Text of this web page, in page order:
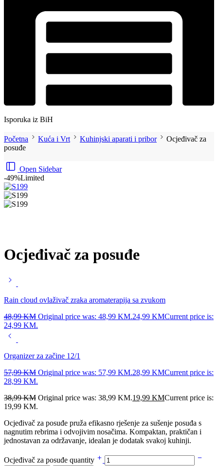
Isporuka iz BiH
Početna Kuća i Vrt Kuhinjski aparati i pribor
Ocjeđivač za
posuđe
Open Sidebar
-49%Limited
Ocjeđivač za posuđe
Rain cloud ovlaživač zraka aromaterapija sa zvukom
48,99KM Original price was: 48,99 KM.24,99 KMCurrent price is:
24,99 KM.
Organizer za začine 12/1
57,99KM Original price was: 57,99 KM.28,99 KMCurrent price is:
28,99 KM.
38,99KM Original price was: 38,99 KM.19,99 KMCurrent price is:
19,99 KM.
Ocjeđivač za posuđe pruža efikasno rješenje za sušenje posuđa s
nagnutim rebrima i odvojivim nosačima. Kompaktan, praktičan i
jednostavan za održavanje, idealan je dodatak svakoj kuhinji.
Ocjeđivač za posuđe quantity